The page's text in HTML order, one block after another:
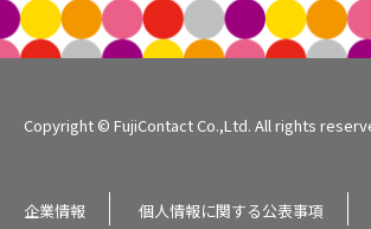
Copyright © FujiContact Co.,Ltd. All rights
企業情報 個人情報に関する公表事項